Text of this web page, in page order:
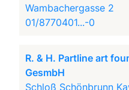
Wambachergasse 2
01/8770401...-0
R. & H. Partline art
GesmbH
Schloß Schönbrunn